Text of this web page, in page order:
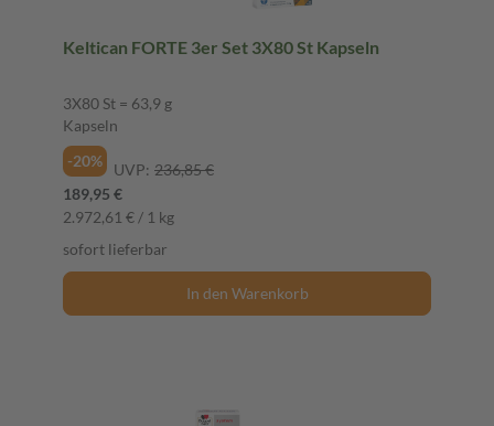
Keltican FORTE 3er Set 3X80 St Kapseln
3X80 St = 63,9 g
Kapseln
-20%
UVP: 236,85 €
189,95 €
2.972,61 € / 1 kg
sofort lieferbar
In den Warenkorb